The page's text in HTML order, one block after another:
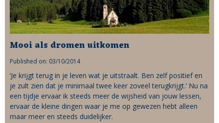
Mooi als dromen uitkomen
Published on: 03/10/2014
‘Je krijgt terug in je leven wat je uitstraalt. Ben zelf positief en
je zult zien dat je minimaal twee keer zoveel terugkrijgt.’ Nu na
een tijdje ervaar ik steeds meer de wijsheid van jouw lessen,
ervaar de kleine dingen waar je me op gewezen hebt alleen
maar meer en steeds duidelijker.